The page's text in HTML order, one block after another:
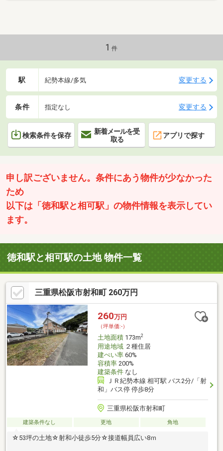
1 件
駅 紀勢本線/多気 変更する
条件 指定なし 変更する
検索条件を保存
新着メールを受
取る
アプリで探す
申し訳ございません。条件にあう物件が少なかった
ため
以下は「徳和駅と相可駅」の物件情報を表示してい
ます。
徳和駅と相可駅の土地 物件一覧
三重県松阪市射和町 260万円
260万円
（坪単価:-）
土地面積173m2
用途地域２種住居
建ぺい率60%
容積率200%
建築条件なし
ＪＲ紀勢本線 相可駅 バス2分/「射
和」バス停 停歩8分
三重県松阪市射和町
建築条件なし 更地 角地
☆53坪の土地☆射和小徒歩5分☆接道幅員広い8ｍ